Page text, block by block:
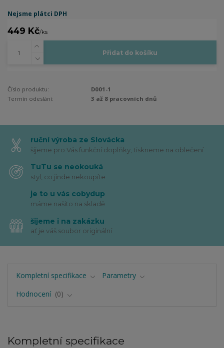
Nejsme plátci DPH
449 Kč/ks
Přidat do košíku
Číslo produktu:
D001-1
Termín odeslání:
3 až 8 pracovních dnů
ruční výroba ze Slovácka
šijeme pro Vás funkční doplňky, tiskneme na oblečení
TuTu se neokouká
styl, co jinde nekoupíte
je to u vás cobydup
máme našito na skladě
šijeme i na zakázku
ať je váš soubor originální
Kompletní specifikace
Parametry
Hodnocení
0
Kompletní specifikace